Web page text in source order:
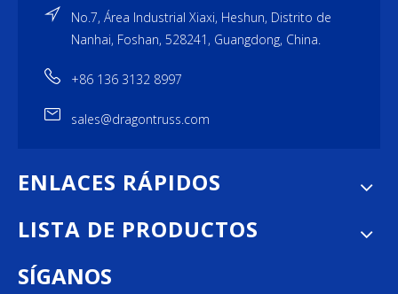
No.7, Área Industrial Xiaxi, Heshun, Distrito de
Nanhai, Foshan, 528241, Guangdong, China.
+86 136 3132 8997
sales@dragontruss.com
ENLACES RÁPIDOS
LISTA DE PRODUCTOS
SÍGANOS